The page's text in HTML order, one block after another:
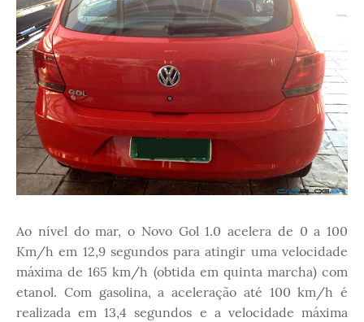
Ao nível do mar, o Novo Gol 1.0 acelera de 0 a 100
Km/h em 12,9 segundos para atingir uma velocidade
máxima de 165 km/h (obtida em quinta marcha) com
etanol. Com gasolina, a aceleração até 100 km/h é
realizada em 13,4 segundos e a velocidade máxima